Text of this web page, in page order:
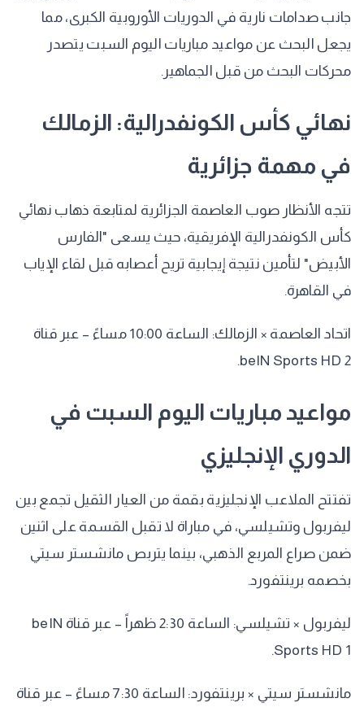
جانب صدامات نارية في الدوريات الأوروبية الكبرى، مما
يجعل البحث عن مواعيد مباريات اليوم السبت يتصدر
محركات البحث من قبل الجماهير.
​نهائي كأس الكونفدرالية: الزمالك
في مهمة جزائرية
​تتجه الأنظار صوب العاصمة الجزائرية لمتابعة ذهاب نهائي
كأس الكونفدرالية الإفريقية، حيث يسعى "الفارس
الأبيض" لتأمين نتيجة إيجابية تريح أعصابه قبل لقاء الإياب
في القاهرة.
​اتحاد العاصمة × الزمالك: الساعة 10:00 مساءً – عبر قناة
beIN Sports HD 2.
​مواعيد مباريات اليوم السبت في
الدوري الإنجليزي
​تفتتح الملاعب الإنجليزية بقمة من العيار الثقيل تجمع بين
ليفربول وتشيلسي، في مباراة لا تقبل القسمة على اثنين
ضمن صراع المربع الذهبي، بينما يتربص مانشستر سيتي
بخصمه برينتفورد.
​ليفربول × تشيلسي: الساعة 2:30 ظهراً – عبر قناة beIN
Sports HD 1.
​مانشستر سيتي × برينتفورد: الساعة 7:30 مساءً – عبر قناة